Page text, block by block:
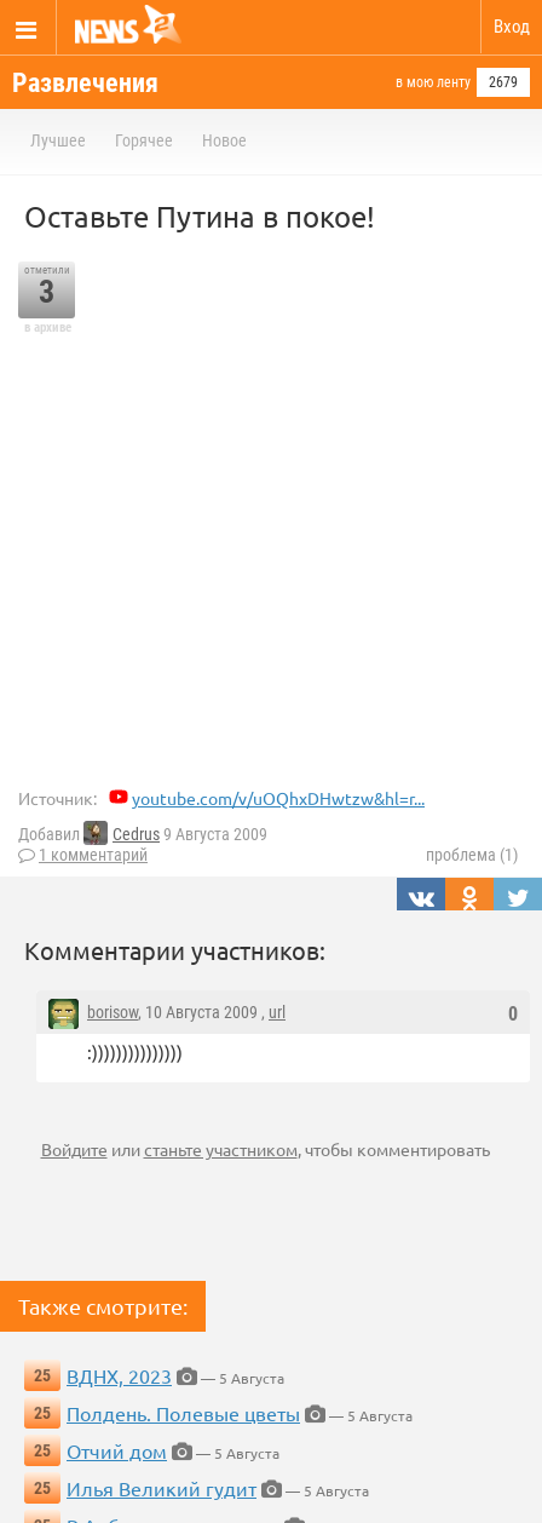
Вход
Развлечения в мою ленту 2679
Лучшее Горячее Новое
Оставьте Путина в покое!
отметили
3
в архиве
Источник: youtube.com/v/uOQhxDHwtzw&hl=r...
Добавил Cedrus9 Августа 2009
1 комментарий
проблема (1)
Комментарии участников:
0
borisow, 10 Августа 2009 , url
:)))))))))))))))
Войдите илистаньте участником, чтобы комментировать
Также смотрите:
25 ВДНХ, 2023
— 5 Августа
25
Полдень. Полевые цветы
— 5 Августа
25
Отчий дом
— 5 Августа
25
Илья Великий гудит
— 5 Августа